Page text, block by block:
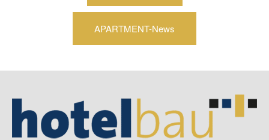
APARTMENT-News